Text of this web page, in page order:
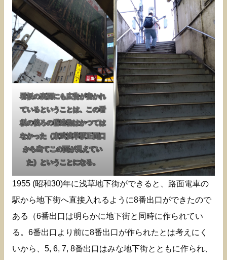
看板の裏面にも広告が書かれ
ているということは、この看
板の後ろの構造物はかつては
なかった（東武浅草駅正面口
から出てこの面が見えてい
た）ということになる。
1955 (昭和30)年に浅草地下街ができると、路面電車の
駅から地下街へ直接入れるように8番出口ができたので
ある（6番出口は明らかに地下街と同時に作られてい
る。6番出口より前に8番出口が作られたとは考えにく
いから、5, 6, 7, 8番出口はみな地下街とともに作られ、